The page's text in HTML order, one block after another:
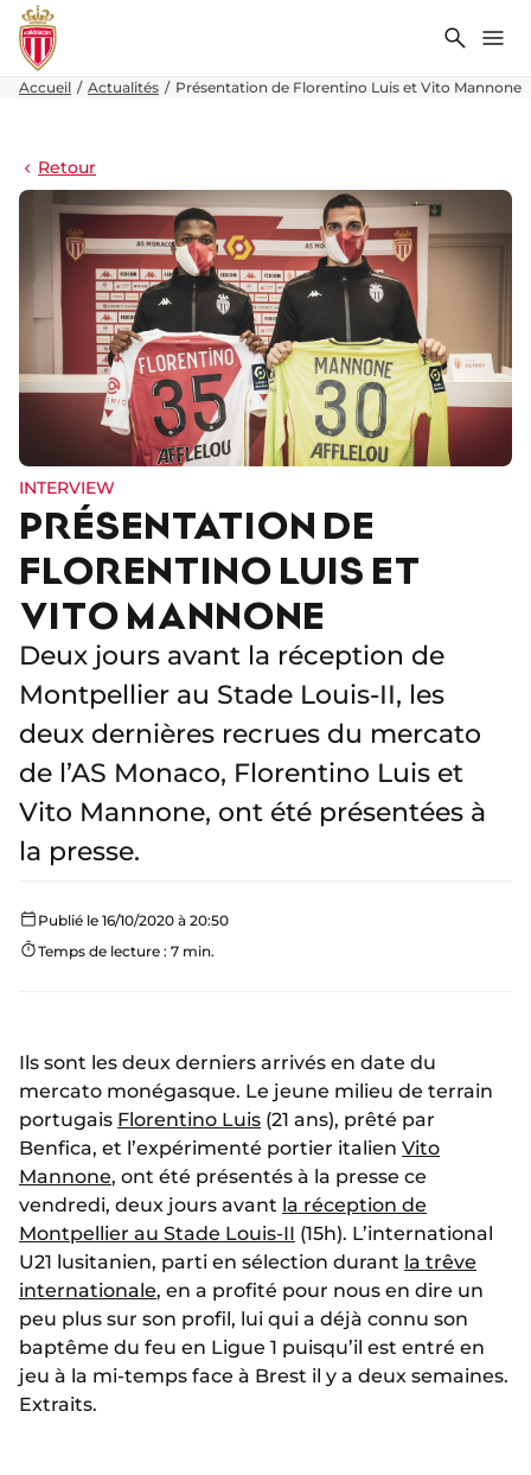
Accueil Actualités Présentation de Florentino Luis et Vito Mannone
Retour
INTERVIEW
PRÉSENTATION DE
FLORENTINO LUIS ET
VITO MANNONE
Deux jours avant la réception de
Montpellier au Stade Louis-II, les
deux dernières recrues du mercato
de l’AS Monaco, Florentino Luis et
Vito Mannone, ont été présentées à
la presse.
Publié le 16/10/2020 à 20:50
Temps de lecture : 7 min.
Ils sont les deux derniers arrivés en date du
mercato monégasque. Le jeune milieu de terrain
portugais Florentino Luis (21 ans), prêté par
Benfica, et l’expérimenté portier italien Vito
Mannone, ont été présentés à la presse ce
vendredi, deux jours avant la réception de
Montpellier au Stade Louis-II (15h). L’international
U21 lusitanien, parti en sélection durant la trêve
internationale, en a profité pour nous en dire un
peu plus sur son profil, lui qui a déjà connu son
baptême du feu en Ligue 1 puisqu’il est entré en
jeu à la mi-temps face à Brest il y a deux semaines.
Extraits.